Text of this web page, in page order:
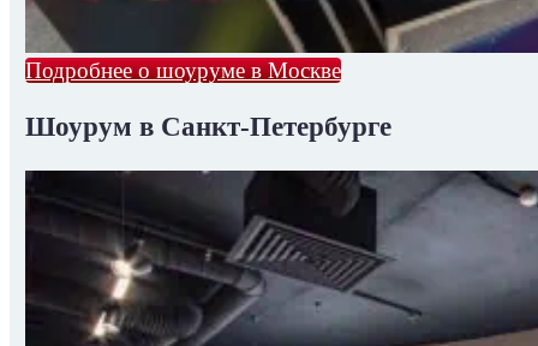
Подробнее о шоуруме в Москве
Шоурум в Санкт-Петербурге